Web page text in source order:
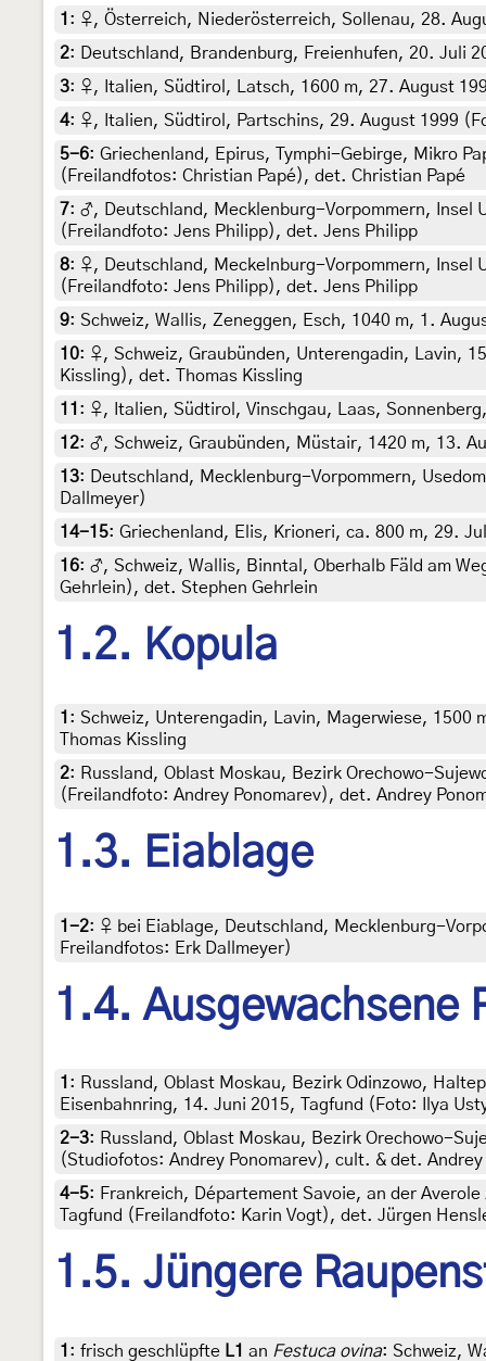
1 : ♀, Österreich, Niederösterreich, Sollenau, 28.
2:
Deutschland, Brandenburg, Freienhufen, 20. Juli
3: ♀, Italien, Südtirol, Latsch, 1600 m, 27. August
4: ♀, Italien, Südtirol, Partschins, 29. August 1999
5-6: Griechenland, Epirus, Tymphi-Gebirge, Mikro
(Freilandfotos: Christian Papé), det. Christian Papé
7: ♂, Deutschland, Mecklenburg-Vorpommern, Insel
(Freilandfoto: Jens Philipp), det. Jens Philipp
8: ♀, Deutschland, Meckelnburg-Vorpommern, Insel
(Freilandfoto: Jens Philipp), det. Jens Philipp
9: Schweiz, Wallis, Zeneggen, Esch, 1040 m, 1.
10: ♀, Schweiz, Graubünden, Unterengadin, Lavin,
Kissling), det. Thomas Kissling
11 : ♀, Italien, Südtirol, Vinschgau, Laas,
12: ♂, Schweiz, Graubünden, Müstair, 1420 m, 13.
13:
Deutschland, Mecklenburg-Vorpommern,
Dallmeyer)
14-15: Griechenland, Elis, Krioneri, ca. 800 m, 29.
16: ♂, Schweiz, Wallis, Binntal, Oberhalb Fäld am
Gehrlein), det. Stephen Gehrlein
1.2. Kopula
1 : Schweiz, Unterengadin, Lavin, Magerwiese,
Thomas Kissling
2: Russland, Oblast Moskau, Bezirk Orechowo-
(Freilandfoto: Andrey Ponomarev), det. Andrey
1.3. Eiablage
1-2: ♀ bei Eiablage, Deutschland, Mecklenburg-
Freilandfotos: Erk Dallmeyer)
1.4. Ausgewachsene
1 : Russland, Oblast Moskau, Bezirk Odinzowo,
Eisenbahnring, 14. Juni 2015, Tagfund (Foto: Ilya
2-3: Russland, Oblast Moskau, Bezirk Orechowo-
(Studiofotos: Andrey Ponomarev), cult. & det. Andrey
4-5: Frankreich, Département Savoie, an der
Tagfund (Freilandfoto: Karin Vogt), det. Jürgen
1.5. Jüngere
1 : frisch geschlüpfte L1 an Festuca ovina: Schweiz,